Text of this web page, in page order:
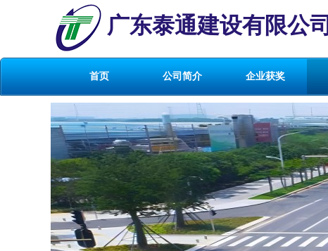
广东泰通建设有限公司
首页 公司简介 企业获奖